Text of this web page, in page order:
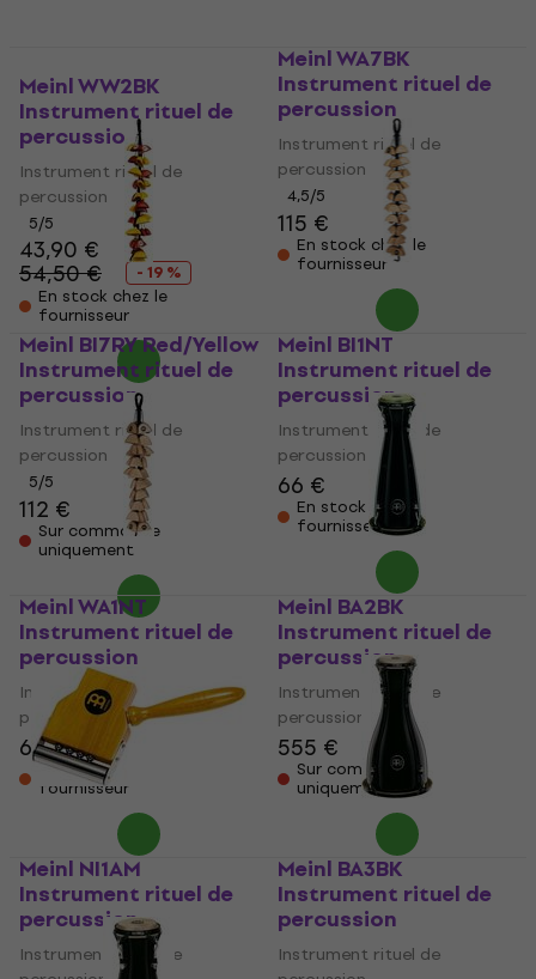
Meinl WW2BK
Instrument rituel de
percussion
Instrument rituel de
percussion
5/5
43,90 €
54,50 €
- 19 %
En stock chez le
fournisseur
Meinl WA7BK
Instrument rituel de
percussion
Instrument rituel de
percussion
4,5/5
115 €
En stock chez le
fournisseur
Meinl BI7RY Red/Yellow
Instrument rituel de
percussion
Instrument rituel de
percussion
5/5
112 €
Sur commande
uniquement
Meinl BI1NT
Instrument rituel de
percussion
Instrument rituel de
percussion
66 €
En stock chez le
fournisseur
Meinl WA1NT
Instrument rituel de
percussion
Instrument rituel de
percussion
68,70 €
En stock chez le
fournisseur
Meinl BA2BK
Instrument rituel de
percussion
Instrument rituel de
percussion
555 €
Sur commande
uniquement
Meinl NI1AM
Instrument rituel de
percussion
Instrument rituel de
Meinl BA3BK
Instrument rituel de
percussion
Instrument rituel de